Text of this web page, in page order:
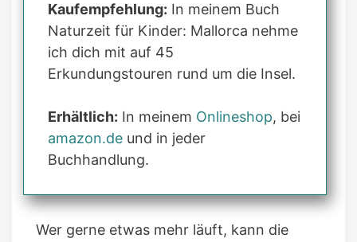
Kaufempfehlung: In meinem Buch
Naturzeit für Kinder: Mallorca nehme
ich dich mit auf 45
Erkundungstouren rund um die Insel.
Erhältlich: In meinem Onlineshop, bei
amazon.de und in jeder
Buchhandlung.
Wer gerne etwas mehr läuft, kann die